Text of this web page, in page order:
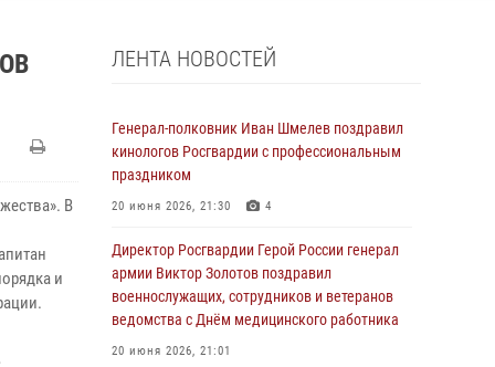
В
и
ЛЕНТА НОВОСТЕЙ
Генерал-полковник Иван Шмелев поздравил
кинологов Росгвардии с профессиональным
праздником
20 июня 2026, 21:30 4
Директор Росгвардии Герой России генерал
армии Виктор Золотов поздравил
военнослужащих, сотрудников и ветеранов
ведомства с Днём медицинского работника
20 июня 2026, 21:01